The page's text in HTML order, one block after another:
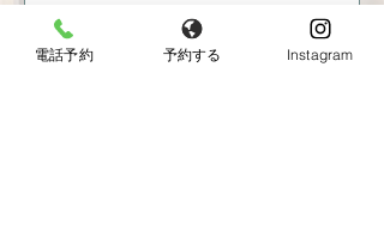
電話予約 予約する Instagram